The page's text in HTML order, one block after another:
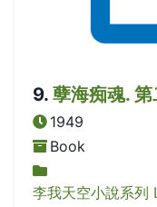
9. 孽海痴魂.
1949
Book
李我天空小說系